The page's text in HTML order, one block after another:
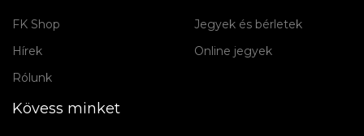
FK Shop
Hírek
Rólunk
Jegyek és bérletek
Online jegyek
Kövess minket